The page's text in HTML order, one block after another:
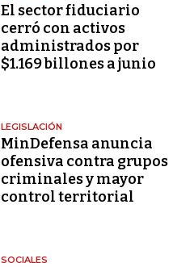
El sector fiduciario
cerró con activos
administrados por
$1.169 billones a junio
LEGISLACIÓN
MinDefensa anuncia
ofensiva contra grupos
criminales y mayor
control territorial
SOCIALES